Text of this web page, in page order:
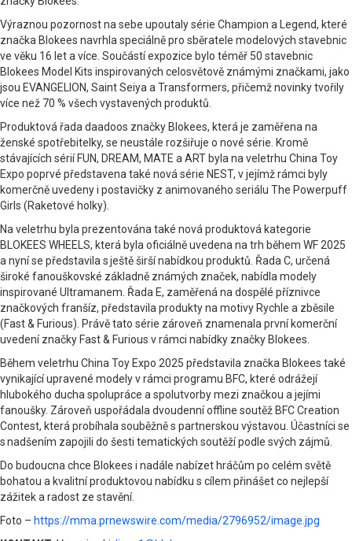
Výraznou pozornost na sebe upoutaly série Champion a Legend, které
značka Blokees navrhla speciálně pro sběratele modelových stavebnic
ve věku 16 let a více. Součástí expozice bylo téměř 50 stavebnic
Blokees Model Kits inspirovaných celosvětově známými značkami, jako
jsou EVANGELION, Saint Seiya a Transformers, přičemž novinky tvořily
více než 70 % všech vystavených produktů.
Produktová řada daadoos značky Blokees, která je zaměřena na
ženské spotřebitelky, se neustále rozšiřuje o nové série. Kromě
stávajících sérií FUN, DREAM, MATE a ART byla na veletrhu China Toy
Expo poprvé představena také nová série NEST, v jejímž rámci byly
komerčně uvedeny i postavičky z animovaného seriálu The Powerpuff
Girls (Raketové holky).
Na veletrhu byla prezentována také nová produktová kategorie
BLOKEES WHEELS, která byla oficiálně uvedena na trh během WF 2025
a nyní se představila s ještě širší nabídkou produktů. Řada C, určená
široké fanouškovské základně známých značek, nabídla modely
inspirované Ultramanem. Řada E, zaměřená na dospělé příznivce
značkových franšíz, představila produkty na motivy Rychle a zběsile
(Fast & Furious). Právě tato série zároveň znamenala první komerční
uvedení značky Fast & Furious v rámci nabídky značky Blokees.
Během veletrhu China Toy Expo 2025 představila značka Blokees také
vynikající upravené modely v rámci programu BFC, které odrážejí
hlubokého ducha spolupráce a spolutvorby mezi značkou a jejími
fanoušky. Zároveň uspořádala dvoudenní offline soutěž BFC Creation
Contest, která probíhala souběžně s partnerskou výstavou. Účastníci se
s nadšením zapojili do šesti tematických soutěží podle svých zájmů.
Do budoucna chce Blokees i nadále nabízet hráčům po celém světě
bohatou a kvalitní produktovou nabídku s cílem přinášet co nejlepší
zážitek a radost ze stavění.
Foto – https://mma.prnewswire.com/media/2796952/image.jpg